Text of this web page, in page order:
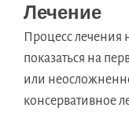
Лечение
Процесс лечения
показаться на
или
консервативное